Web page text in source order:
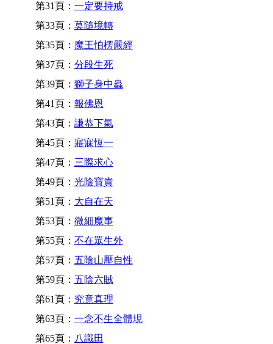
第31頁： 一定要持戒
第33頁： 莫隨境轉
第35頁： 魔王怕楞嚴經
第37頁： 分段生死
第39頁： 獅子身中蟲
第41頁： 報佛恩
第43頁： 謙恭下氣
第45頁： 寤寐恆一
第47頁： 三際求心
第49頁： 光陰寶貴
第51頁： 大自在天
第53頁： 微細魔事
第55頁： 不在眾生外
第57頁： 五陰山壓自性
第59頁： 五陰六賊
第61頁： 究竟真理
第63頁： 一念不生全體現
第65頁： 八識田